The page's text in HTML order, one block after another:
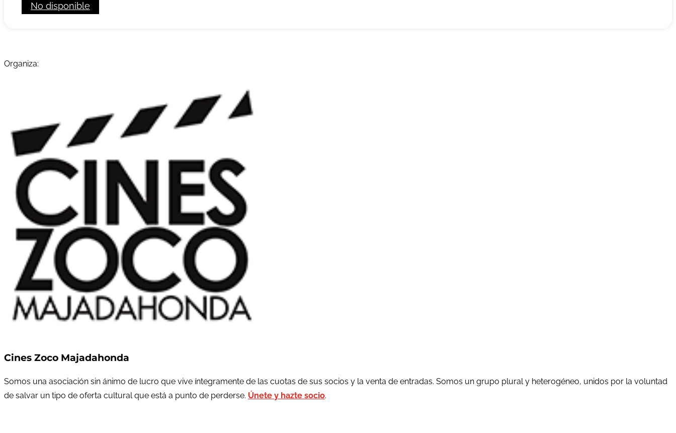
No disponible
Organiza:
Cines Zoco Majadahonda
Somos una asociación sin ánimo de lucro que vive íntegramente de las cuotas de sus socios y la venta de entradas. Somos un grupo plural y heterogéneo, unidos por la voluntad
de salvar un tipo de oferta cultural que está a punto de perderse. Únete y hazte socio.